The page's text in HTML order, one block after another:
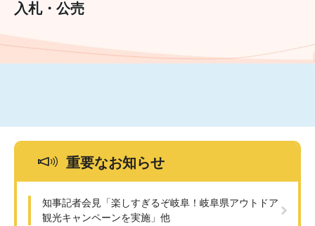
文
入札・公売
重要なお知らせ
知事記者会見「楽しすぎるぞ岐阜！岐阜県アウトドア
観光キャンペーンを実施」他